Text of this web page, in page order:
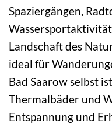
Spaziergängen,
Landschaft des
ideal für
Bad Saarow selbst
Thermalbäder und
Entspannung und